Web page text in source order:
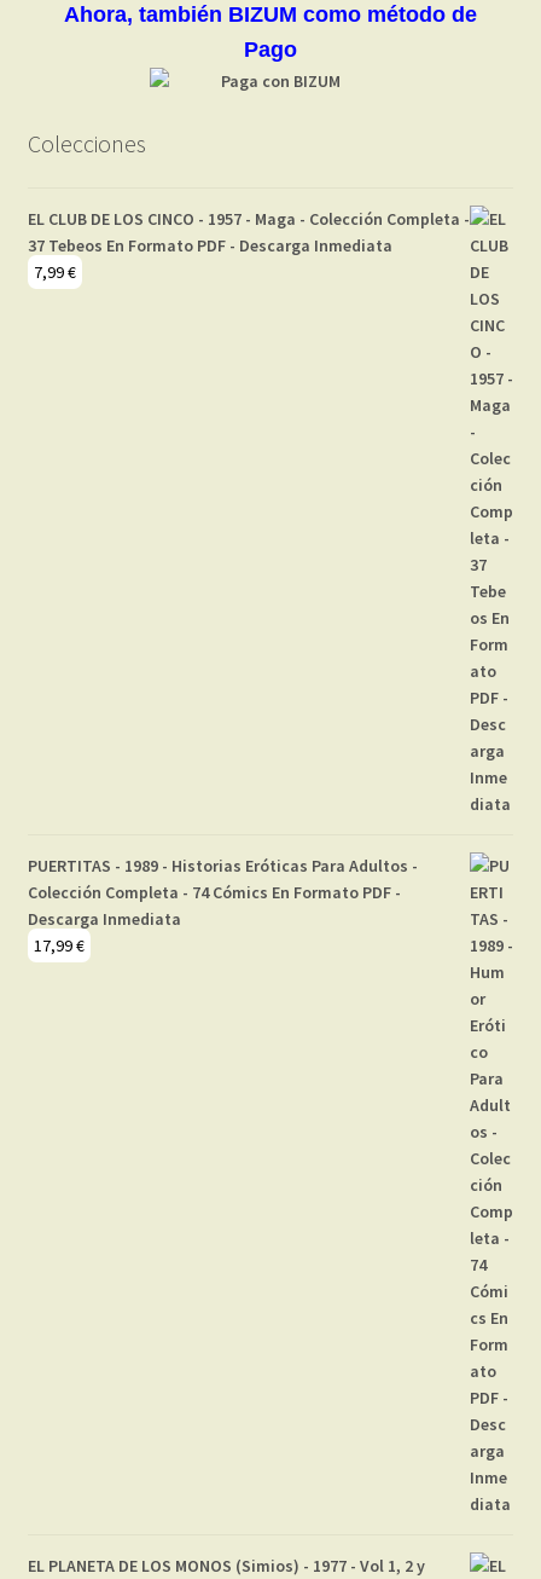
Ahora, también BIZUM como método de
Pago
Colecciones
EL CLUB DE LOS CINCO - 1957 - Maga - Colección Completa -
37 Tebeos En Formato PDF - Descarga Inmediata
7,99€
PUERTITAS - 1989 - Historias Eróticas Para Adultos -
Colección Completa - 74 Cómics En Formato PDF -
Descarga Inmediata
17,99€
EL PLANETA DE LOS MONOS (Simios) - 1977 - Vol 1, 2 y